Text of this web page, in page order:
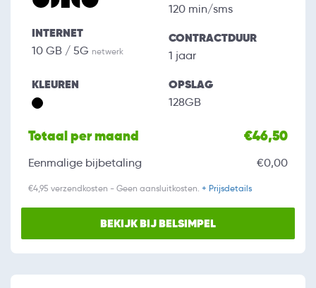
INTERNET
10 GB / 5G netwerk
120 min/sms
CONTRACTDUUR
1 jaar
KLEUREN OPSLAG
128GB
Totaal per maand €46,50
Eenmalige bijbetaling €0,00
€4,95 verzendkosten - Geen aansluitkosten. + Prijsdetails
BEKIJK BIJ BELSIMPEL